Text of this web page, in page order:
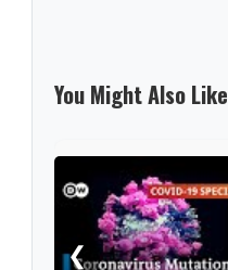
You Might Also Like
❮